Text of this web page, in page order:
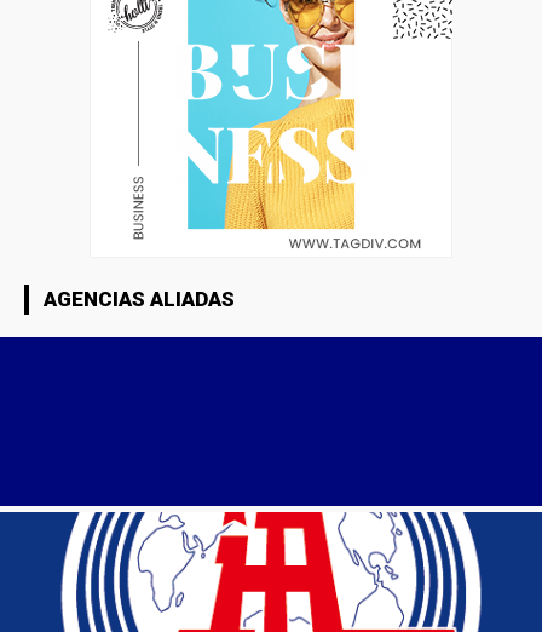
AGENCIAS ALIADAS